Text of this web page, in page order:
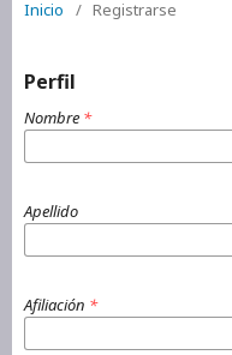
Inicio / Registrarse
Perfil
Nombre *
Apellido
Afiliación *